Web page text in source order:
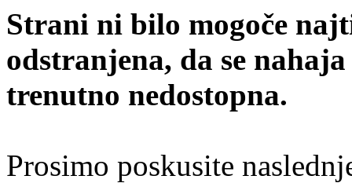
Strani ni bilo mogoče
odstranjena, da se
trenutno nedostopna.
Prosimo poskusite